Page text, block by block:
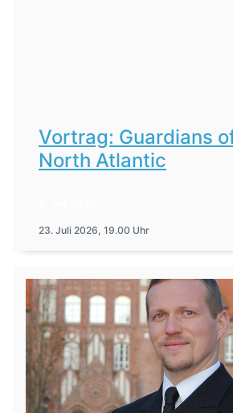
Vortrag: Guardians
North Atlantic
23. Juli 2026, 19.00 Uhr